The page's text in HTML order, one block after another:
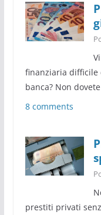
finanziaria difficile
banca? Non
8 comments
prestiti privati